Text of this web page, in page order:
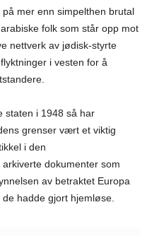
mer enn simpelthen brutal
folk som står opp mot
nettverk av jødisk-styrte
i vesten for å
staten i 1948 så har
grenser vært et viktig
i den
arkiverte dokumenter som
av betraktet Europa
hadde gjort hjemløse.